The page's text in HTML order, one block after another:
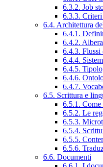
6.3.2. Job
6.3.3.
6.4. Architettura
6.4.1.
6.4.2.
6.4.3. Flussi
6.4.4.
6.4.5.
6.4.6.
6.4.7.
6.5. Scrittura e
6.5.1. Come
6.5.2. Le
6.5.3.
6.5.4.
6.5.5.
6.5.6.
6.6. Documenti